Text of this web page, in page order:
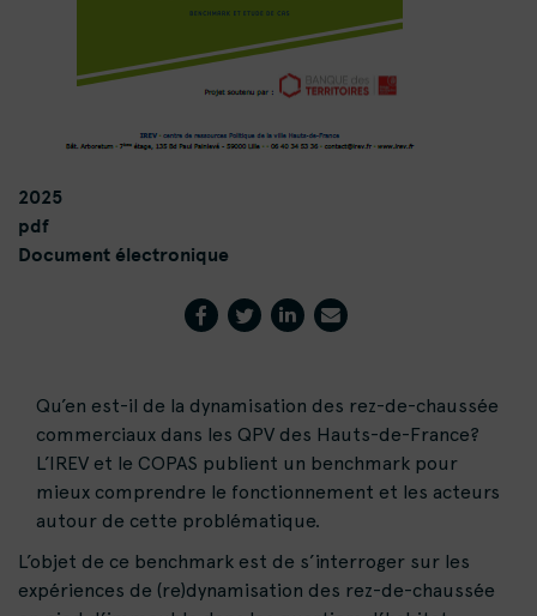
2025
pdf
Document électronique
Qu’en est-il de la dynamisation des rez-de-chaussée
commerciaux dans les QPV des Hauts-de-France?
L’IREV et le COPAS publient un benchmark pour
mieux comprendre le fonctionnement et les acteurs
autour de cette problématique.
L’objet de ce benchmark est de s’interroger sur les
expériences de (re)dynamisation des rez-de-chaussée